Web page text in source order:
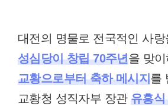
대전의 명물로 전국적인 사랑
성심당이 창립 70주년을 맞이
교황으로부터 축하 메시지를
교황청 성직자부 장관 유흥식